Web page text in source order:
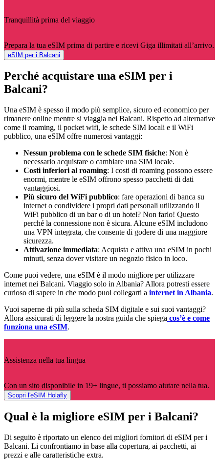
Tranquillità prima del viaggio
Prepara la tua eSIM prima di partire e ricevi Giga illimitati all’arrivo.
eSIM per i Balcani
Perché acquistare una eSIM per i
Balcani?
Una eSIM è spesso il modo più semplice, sicuro ed economico per
rimanere online mentre si viaggia nei Balcani. Rispetto ad alternative
come il roaming, il pocket wifi, le schede SIM locali e il WiFi
pubblico, una eSIM offre numerosi vantaggi:
Nessun problema con le schede SIM fisiche: Non è
necessario acquistare o cambiare una SIM locale.
Costi inferiori al roaming: I costi di roaming possono essere
enormi, mentre le eSIM offrono spesso pacchetti di dati
vantaggiosi.
Più sicuro del WiFi pubblico: fare operazioni di banca su
internet o condividere i propri dati personali utilizzando il
WiFi pubblico di un bar o di un hotel? Non farlo! Questo
perché la connessione non è sicura. Alcune eSIM includono
una VPN integrata, che consente di godere di una maggiore
sicurezza.
Attivazione immediata: Acquista e attiva una eSIM in pochi
minuti, senza dover visitare un negozio fisico in loco.
Come puoi vedere, una eSIM è il modo migliore per utilizzare
internet nei Balcani. Viaggio solo in Albania? Allora potresti essere
curioso di sapere in che modo puoi collegarti a internet in Albania.
Vuoi saperne di più sulla scheda SIM digitale e sui suoi vantaggi?
Allora assicurati di leggere la nostra guida che spiega cos’è e come
funziona una eSIM.
Assistenza nella tua lingua
Con un sito disponibile in 19+ lingue, ti possiamo aiutare nella tua.
Scopri l'eSIM Holafly
Qual è la migliore eSIM per i Balcani?
Di seguito è riportato un elenco dei migliori fornitori di eSIM per i
Balcani. Li confrontiamo in base alla copertura, ai pacchetti, ai
prezzi e alle caratteristiche extra.